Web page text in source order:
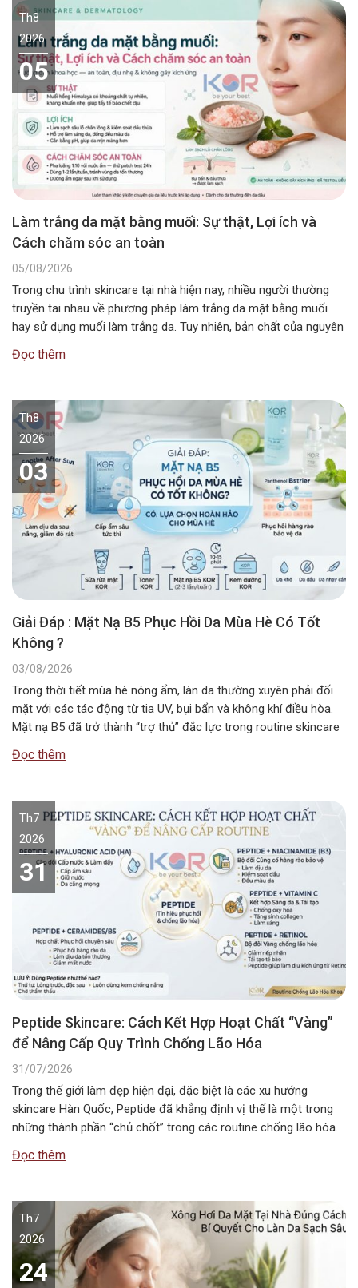
Th8
2026
05
Làm trắng da mặt bằng muối: Sự thật, Lợi ích và
Cách chăm sóc an toàn
05/08/2026
Trong chu trình skincare tại nhà hiện nay, nhiều người thường
truyền tai nhau về phương pháp làm trắng da mặt bằng muối
hay sử dụng muối làm trắng da. Tuy nhiên, bản chất của nguyên
các dòng mỹ phẩm chuyên dụng….
Đọc thêm
Th8
2026
03
Giải Đáp : Mặt Nạ B5 Phục Hồi Da Mùa Hè Có Tốt
Không ?
03/08/2026
Trong thời tiết mùa hè nóng ẩm, làn da thường xuyên phải đối
mặt với các tác động từ tia UV, bụi bẩn và không khí điều hòa.
Mặt nạ B5 đã trở thành “trợ thủ” đắc lực trong routine skincare
Đọc thêm
Th7
2026
31
Peptide Skincare: Cách Kết Hợp Hoạt Chất “Vàng”
để Nâng Cấp Quy Trình Chống Lão Hóa
31/07/2026
Trong thế giới làm đẹp hiện đại, đặc biệt là các xu hướng
skincare Hàn Quốc, Peptide đã khẳng định vị thế là một trong
những thành phần “chủ chốt” trong các routine chống lão hóa.
nhất vẫn là băn…
Đọc thêm
Th7
2026
24